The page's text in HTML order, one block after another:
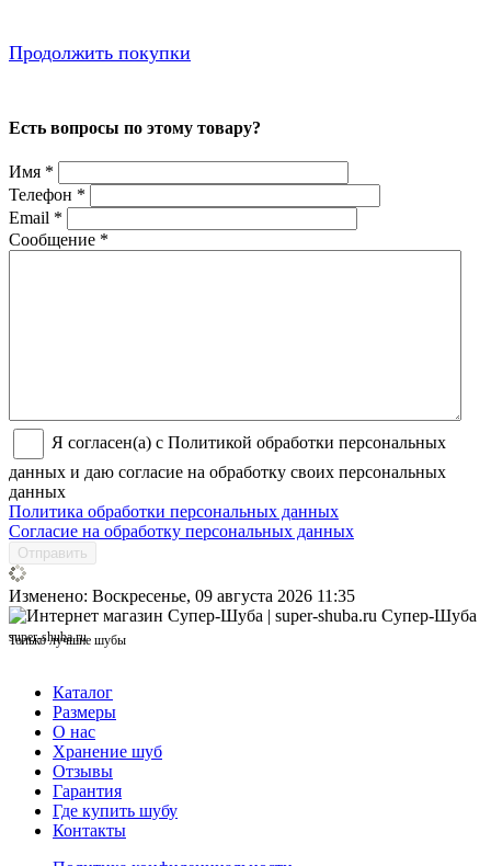
Продолжить покупки
Есть вопросы по этому товару?
Имя *
Телефон *
Email *
Сообщение *
Я согласен(а) с Политикой обработки персональных
данных и даю согласие на обработку своих персональных
данных
Политика обработки персональных данных
Согласие на обработку персональных данных
Отправить
Изменено: Воскресенье, 09 августа 2026 11:35
Супер-Шуба
super-shuba.ru
Только лучшие шубы
Каталог
Размеры
О нас
Хранение шуб
Отзывы
Гарантия
Где купить шубу
Контакты